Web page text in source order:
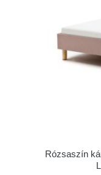
Rózsaszín